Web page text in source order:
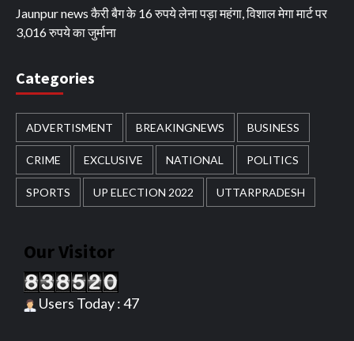
Jaunpur news कैरी बैग के 16 रुपये लेना पड़ा महंगा, विशाल मेगा मार्ट पर
3,016 रुपये का जुर्माना
Categories
ADVERTISMENT BREAKINGNEWS BUSINESS
CRIME EXCLUSIVE NATIONAL POLITICS
SPORTS UP ELECTION 2022 UTTARPRADESH
Our Visitor
Users Today : 47